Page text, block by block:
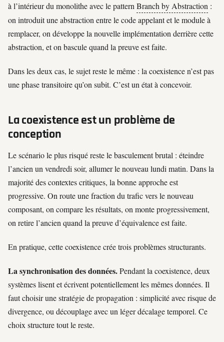
à l’intérieur du monolithe avec le pattern Branch by Abstraction :
on introduit une abstraction entre le code appelant et le module à
remplacer, on développe la nouvelle implémentation derrière cette
abstraction, et on bascule quand la preuve est faite.
Dans les deux cas, le sujet reste le même : la coexistence n’est pas
une phase transitoire qu’on subit. C’est un état à concevoir.
La coexistence est un problème de
conception
Le scénario le plus risqué reste le basculement brutal : éteindre
l’ancien un vendredi soir, allumer le nouveau lundi matin. Dans la
majorité des contextes critiques, la bonne approche est
progressive. On route une fraction du trafic vers le nouveau
composant, on compare les résultats, on monte progressivement,
on retire l’ancien quand la preuve d’équivalence est faite.
En pratique, cette coexistence crée trois problèmes structurants.
La synchronisation des données.Pendant la coexistence, deux
systèmes lisent et écrivent potentiellement les mêmes données. Il
faut choisir une stratégie de propagation : simplicité avec risque de
divergence, ou découplage avec un léger décalage temporel. Ce
choix structure tout le reste.